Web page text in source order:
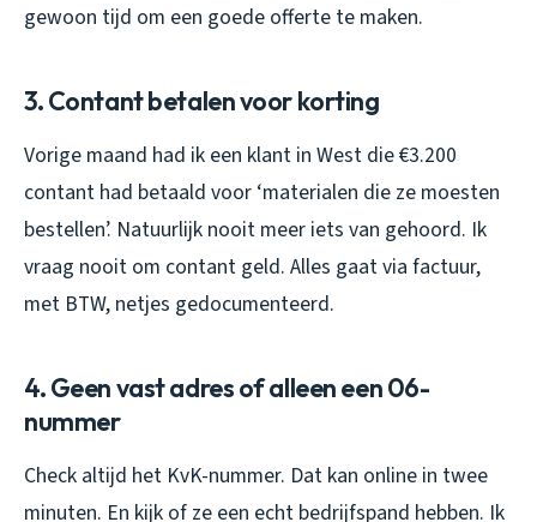
gewoon tijd om een goede offerte te maken.
3. Contant betalen voor korting
Vorige maand had ik een klant in West die €3.200
contant had betaald voor ‘materialen die ze moesten
bestellen’. Natuurlijk nooit meer iets van gehoord. Ik
vraag nooit om contant geld. Alles gaat via factuur,
met BTW, netjes gedocumenteerd.
4. Geen vast adres of alleen een 06-
nummer
Check altijd het KvK-nummer. Dat kan online in twee
minuten. En kijk of ze een echt bedrijfspand hebben. Ik